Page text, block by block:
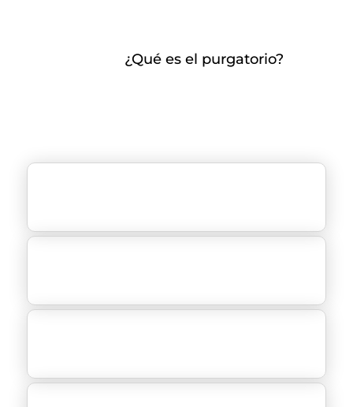
¿Qué es el purgatorio?